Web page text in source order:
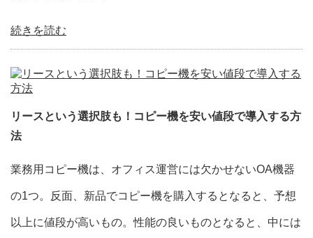
続きを読む
リースという選択肢も！コピー機を安い値段で導入する方
法
業務用コピー機は、オフィス運営には欠かせないOA機器
の1つ。反面、新品でコピー機を購入するとなると、予想
以上に値段が高いもの。性能の良いものとなると、中には